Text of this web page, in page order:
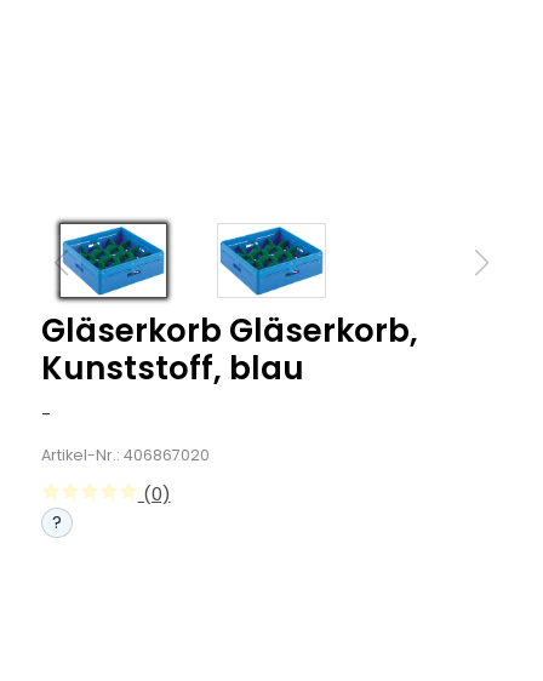
Gläserkorb Gläserkorb,
Kunststoff, blau
-
Artikel-Nr.: 406867020
(0)
?